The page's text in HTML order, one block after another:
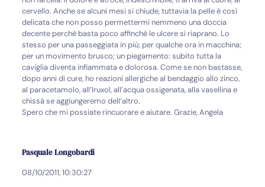
cervello. Anche se alcuni mesi si chiude, tuttavia la pelle è così
delicata che non posso permettermi nemmeno una doccia
decente perchè basta poco affinché le ulcere si riaprano. Lo
stesso per una passeggiata in più; per qualche ora in macchina;
per un movimento brusco; un piegamento: subito tutta la
caviglia diventa infiammata e dolorosa. Come se non bastasse,
dopo anni di cure, ho reazioni allergiche al bendaggio allo zinco,
al paracetamolo, all’Iruxol, all’acqua ossigenata, alla vasellina e
chissà se aggiungeremo dell’altro.
Spero che mi possiate rincuorare e aiutare. Grazie, Angela
Pasquale Longobardi
08/10/2011, 10:30:27